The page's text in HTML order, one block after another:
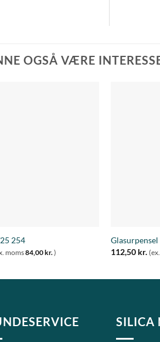
OGSÅ VÆRE
254
moms84,00kr. )
112,50 kr.
SILICA